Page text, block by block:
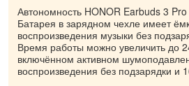
Автономность HONOR Earbuds 3
Батарея в зарядном чехле имеет
воспроизведения музыки без
Время работы можно увеличить до
включённом активном
воспроизведения без подзарядки и